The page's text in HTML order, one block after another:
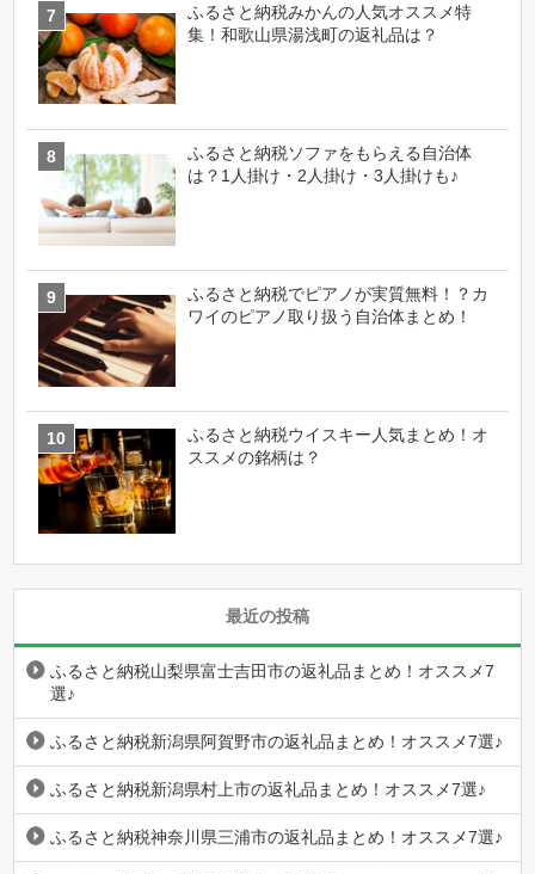
ふるさと納税みかんの人気オススメ特
集！和歌山県湯浅町の返礼品は？
ふるさと納税ソファをもらえる自治体
は？1人掛け・2人掛け・3人掛けも♪
ふるさと納税でピアノが実質無料！？カ
ワイのピアノ取り扱う自治体まとめ！
ふるさと納税ウイスキー人気まとめ！オ
ススメの銘柄は？
最近の投稿
ふるさと納税山梨県富士吉田市の返礼品まとめ！オススメ7
選♪
ふるさと納税新潟県阿賀野市の返礼品まとめ！オススメ7選♪
ふるさと納税新潟県村上市の返礼品まとめ！オススメ7選♪
ふるさと納税神奈川県三浦市の返礼品まとめ！オススメ7選♪